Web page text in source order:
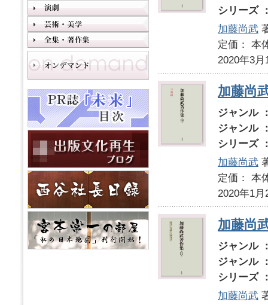
シリーズ
加藤尚武
定価：
2020年3月
加藤尚
ジャンル
ジャンル
シリーズ
加藤尚武
定価：
2020年1月
加藤尚
ジャンル
ジャンル
シリーズ
加藤尚武